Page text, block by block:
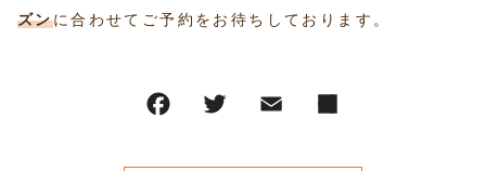
ズンに合わせてご予約をお待ちしております。